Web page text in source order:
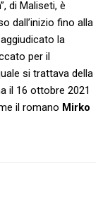
di Maliseti, è
dall’inizio fino alla
la
per il
si trattava della
il 16 ottobre 2021
il romano Mirko